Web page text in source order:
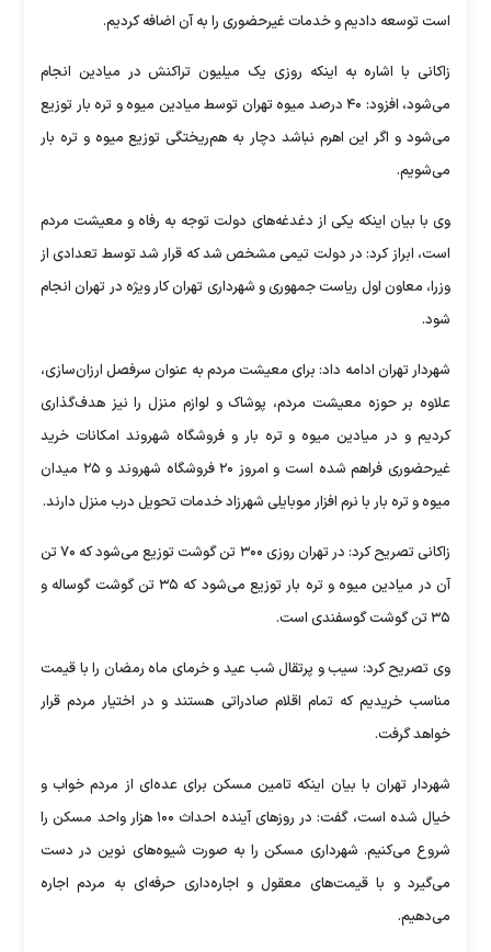
است توسعه دادیم و خدمات غیرحضوری را به آن اضافه کردیم.
زاکانی با اشاره به اینکه روزی یک میلیون تراکنش در میادین انجام
می‌شود، افزود: ۴۰ درصد میوه تهران توسط میادین میوه و تره بار توزیع
می‌شود و اگر این اهرم نباشد دچار به هم‌ریختگی توزیع میوه و تره بار
می‌شویم.
وی با بیان اینکه یکی از دغدغه‌های دولت توجه به رفاه و معیشت مردم
است، ابراز کرد: در دولت تیمی مشخص شد که قرار شد توسط تعدادی از
وزرا، معاون اول ریاست جمهوری و شهرداری تهران کار ویژه در تهران انجام
شود.
شهردار تهران ادامه داد: برای معیشت مردم به عنوان سرفصل ارزان‌سازی،
علاوه بر حوزه معیشت مردم، پوشاک و لوازم منزل را نیز هدف‌گذاری
کردیم و در میادین میوه و تره بار و فروشگاه شهروند امکانات خرید
غیرحضوری فراهم شده است و امروز ۲۰ فروشگاه شهروند و ۲۵ میدان
میوه و تره بار با نرم افزار موبایلی شهرزاد خدمات تحویل درب منزل دارند.
زاکانی تصریح کرد: در تهران روزی ۳۰۰ تن گوشت توزیع می‌شود که ۷۰ تن
آن در میادین میوه و تره بار توزیع می‌شود که ۳۵ تن گوشت گوساله و
۳۵ تن گوشت گوسفندی است.
وی تصریح کرد: سیب و پرتقال شب عید و خرمای ماه رمضان را با قیمت
مناسب خریدیم که تمام اقلام صادراتی هستند و در اختیار مردم قرار
خواهد گرفت.
شهردار تهران با بیان اینکه تامین مسکن برای عده‌ای از مردم خواب و
خیال شده است، گفت: در روز‌های آینده احداث ۱۰۰ هزار واحد مسکن را
شروع می‌کنیم. شهرداری مسکن را به صورت شیوه‌های نوین در دست
می‌گیرد و با قیمت‌های معقول و اجاره‌داری حرفه‌ای به مردم اجاره
می‌دهیم.